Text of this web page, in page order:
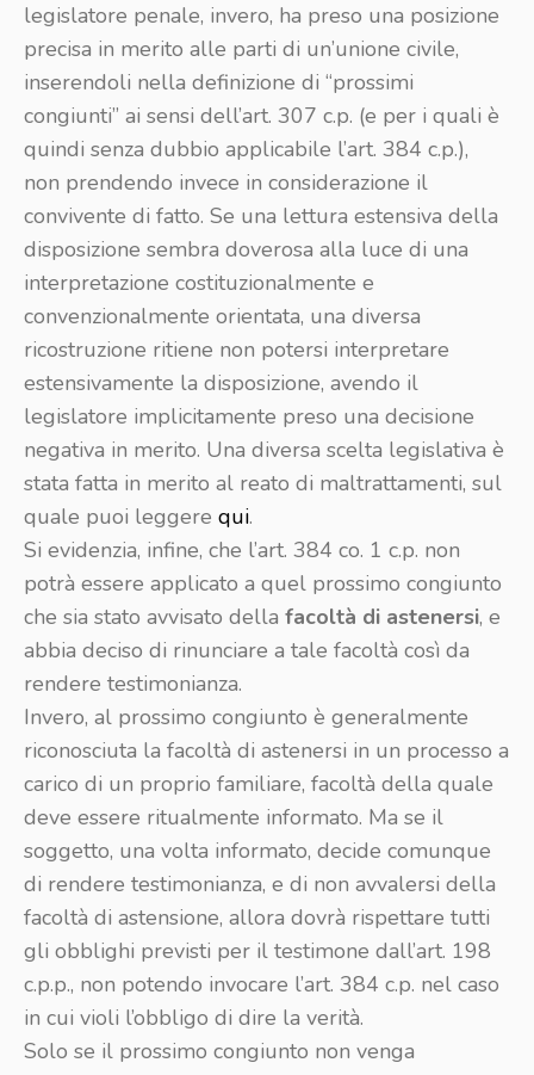
legislatore penale, invero, ha preso una posizione
precisa in merito alle parti di un’unione civile,
inserendoli nella definizione di “prossimi
congiunti” ai sensi dell’art. 307 c.p. (e per i quali è
quindi senza dubbio applicabile l’art. 384 c.p.),
non prendendo invece in considerazione il
convivente di fatto. Se una lettura estensiva della
disposizione sembra doverosa alla luce di una
interpretazione costituzionalmente e
convenzionalmente orientata, una diversa
ricostruzione ritiene non potersi interpretare
estensivamente la disposizione, avendo il
legislatore implicitamente preso una decisione
negativa in merito. Una diversa scelta legislativa è
stata fatta in merito al reato di maltrattamenti, sul
quale puoi leggere qui.
Si evidenzia, infine, che l’art. 384 co. 1 c.p. non
potrà essere applicato a quel prossimo congiunto
che sia stato avvisato della facoltà di astenersi, e
abbia deciso di rinunciare a tale facoltà così da
rendere testimonianza.
Invero, al prossimo congiunto è generalmente
riconosciuta la facoltà di astenersi in un processo a
carico di un proprio familiare, facoltà della quale
deve essere ritualmente informato. Ma se il
soggetto, una volta informato, decide comunque
di rendere testimonianza, e di non avvalersi della
facoltà di astensione, allora dovrà rispettare tutti
gli obblighi previsti per il testimone dall’art. 198
c.p.p., non potendo invocare l’art. 384 c.p. nel caso
in cui violi l’obbligo di dire la verità.
Solo se il prossimo congiunto non venga